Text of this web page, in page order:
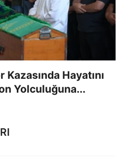
Hayatını
Yolculuğuna...